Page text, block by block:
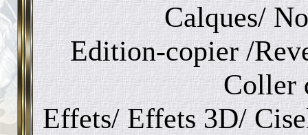
Calques/
Edition-copier /
Coller
Effets/ Effets 3D/